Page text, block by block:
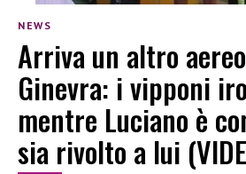
NEWS
Arriva un altro
Ginevra: i vipponi
mentre Luciano è
sia rivolto a lui